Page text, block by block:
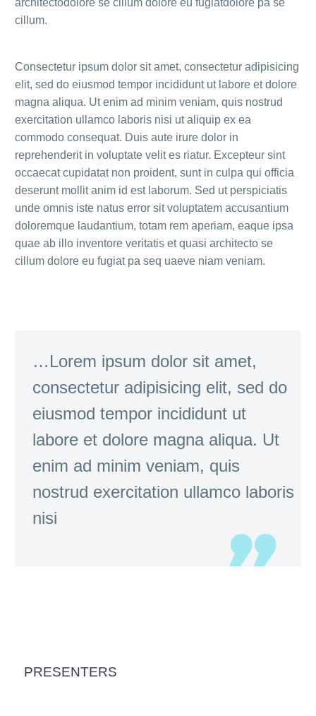
architectodolore se cillum dolore eu fugiatdolore pa se
cillum.
Consectetur ipsum dolor sit amet, consectetur adipisicing
elit, sed do eiusmod tempor incididunt ut labore et dolore
magna aliqua. Ut enim ad minim veniam, quis nostrud
exercitation ullamco laboris nisi ut aliquip ex ea
commodo consequat. Duis aute irure dolor in
reprehenderit in voluptate velit es riatur. Excepteur sint
occaecat cupidatat non proident, sunt in culpa qui officia
deserunt mollit anim id est laborum. Sed ut perspiciatis
unde omnis iste natus error sit voluptatem accusantium
doloremque laudantium, totam rem aperiam, eaque ipsa
quae ab illo inventore veritatis et quasi architecto se
cillum dolore eu fugiat pa seq uaeve niam veniam.
…Lorem ipsum dolor sit amet,
consectetur adipisicing elit, sed do
eiusmod tempor incididunt ut
labore et dolore magna aliqua. Ut
enim ad minim veniam, quis
nostrud exercitation ullamco laboris
nisi
PRESENTERS